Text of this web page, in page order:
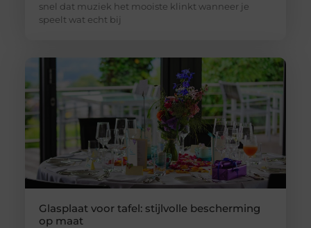
snel dat muziek het mooiste klinkt wanneer je
speelt wat echt bij
Glasplaat voor tafel: stijlvolle bescherming
op maat